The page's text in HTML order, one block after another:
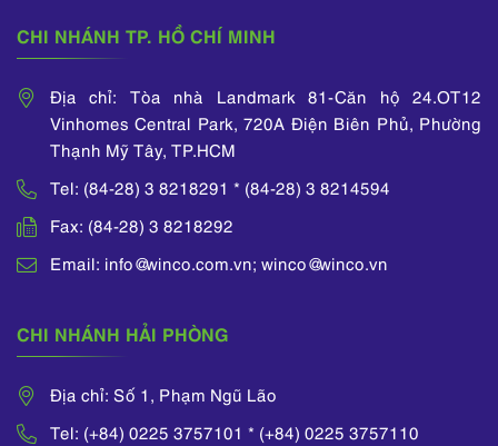
CHI NHÁNH TP. HỒ CHÍ MINH
Địa chỉ: Tòa nhà Landmark 81-Căn hộ 24.OT12
Vinhomes Central Park, 720A Điện Biên Phủ, Phường
Thạnh Mỹ Tây, TP.HCM
Tel: (84-28) 3 8218291 * (84-28) 3 8214594
Fax: (84-28) 3 8218292
Email: info@winco.com.vn; winco@winco.vn
CHI NHÁNH HẢI PHÒNG
Địa chỉ: Số 1, Phạm Ngũ Lão
Tel: (+84) 0225 3757101 * (+84) 0225 3757110